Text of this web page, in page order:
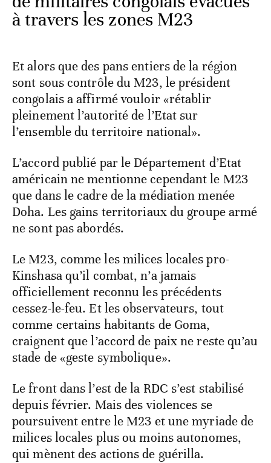
à travers les zones M23
Et alors que des pans entiers de la région
sont sous contrôle du M23, le président
congolais a affirmé vouloir «rétablir
pleinement l’autorité de l’Etat sur
l’ensemble du territoire national».
L’accord publié par le Département d’Etat
américain ne mentionne cependant le M23
que dans le cadre de la médiation menée
Doha. Les gains territoriaux du groupe armé
ne sont pas abordés.
Le M23, comme les milices locales pro-
Kinshasa qu’il combat, n’a jamais
officiellement reconnu les précédents
cessez-le-feu. Et les observateurs, tout
comme certains habitants de Goma,
craignent que l’accord de paix ne reste qu’au
stade de «geste symbolique».
Le front dans l’est de la RDC s’est stabilisé
depuis février. Mais des violences se
poursuivent entre le M23 et une myriade de
milices locales plus ou moins autonomes,
qui mènent des actions de guérilla.